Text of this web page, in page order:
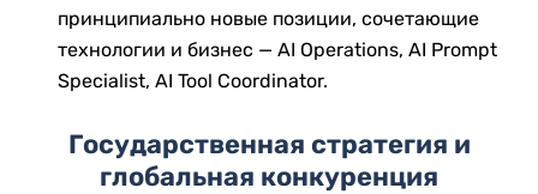
принципиально новые позиции, сочетающие
технологии и бизнес — AI Operations, AI Prompt
Specialist, AI Tool Coordinator.
Государственная стратегия и
глобальная конкуренция